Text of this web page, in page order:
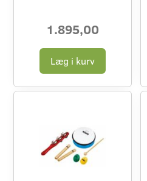
1.895,00
Læg i kurv